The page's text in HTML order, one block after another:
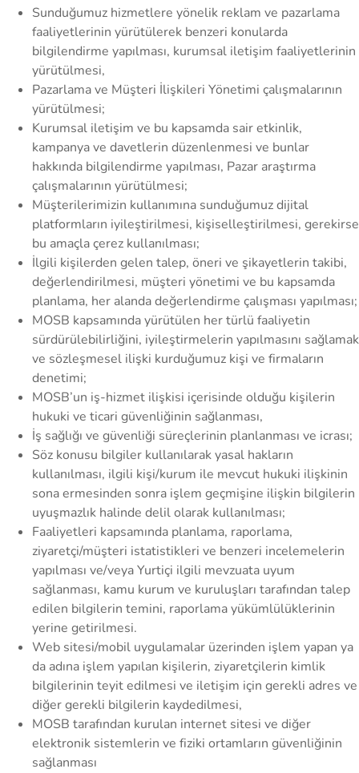
Sunduğumuz hizmetlere yönelik reklam ve pazarlama
faaliyetlerinin yürütülerek benzeri konularda
bilgilendirme yapılması, kurumsal iletişim faaliyetlerinin
yürütülmesi,
Pazarlama ve Müşteri İlişkileri Yönetimi çalışmalarının
yürütülmesi;
Kurumsal iletişim ve bu kapsamda sair etkinlik,
kampanya ve davetlerin düzenlenmesi ve bunlar
hakkında bilgilendirme yapılması, Pazar araştırma
çalışmalarının yürütülmesi;
Müşterilerimizin kullanımına sunduğumuz dijital
platformların iyileştirilmesi, kişiselleştirilmesi, gerekirse
bu amaçla çerez kullanılması;
İlgili kişilerden gelen talep, öneri ve şikayetlerin takibi,
değerlendirilmesi, müşteri yönetimi ve bu kapsamda
planlama, her alanda değerlendirme çalışması yapılması;
MOSB kapsamında yürütülen her türlü faaliyetin
sürdürülebilirliğini, iyileştirmelerin yapılmasını sağlamak
ve sözleşmesel ilişki kurduğumuz kişi ve firmaların
denetimi;
MOSB’un iş-hizmet ilişkisi içerisinde olduğu kişilerin
hukuki ve ticari güvenliğinin sağlanması,
İş sağlığı ve güvenliği süreçlerinin planlanması ve icrası;
Söz konusu bilgiler kullanılarak yasal hakların
kullanılması, ilgili kişi/kurum ile mevcut hukuki ilişkinin
sona ermesinden sonra işlem geçmişine ilişkin bilgilerin
uyuşmazlık halinde delil olarak kullanılması;
Faaliyetleri kapsamında planlama, raporlama,
ziyaretçi/müşteri istatistikleri ve benzeri incelemelerin
yapılması ve/veya Yurtiçi ilgili mevzuata uyum
sağlanması, kamu kurum ve kuruluşları tarafından talep
edilen bilgilerin temini, raporlama yükümlülüklerinin
yerine getirilmesi.
Web sitesi/mobil uygulamalar üzerinden işlem yapan ya
da adına işlem yapılan kişilerin, ziyaretçilerin kimlik
bilgilerinin teyit edilmesi ve iletişim için gerekli adres ve
diğer gerekli bilgilerin kaydedilmesi,
MOSB tarafından kurulan internet sitesi ve diğer
elektronik sistemlerin ve fiziki ortamların güvenliğinin
sağlanması